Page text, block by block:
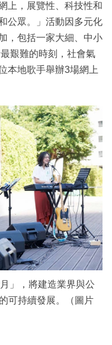
上，展覽性、科技性和
公眾。」活動因多元化
，包括一家大細、中小
艱難的時刻，社會氣
本地歌手舉辦3場網上
」，將建造業界與公
可持續發展。（圖片